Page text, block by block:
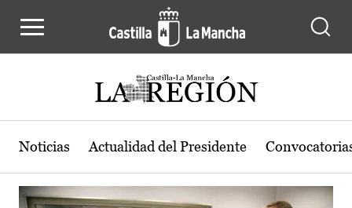
Actualidad de la región de Castilla-
Noticias Actualidad del Presidente